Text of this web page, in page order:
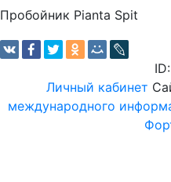
Пробойник Pianta Spit
Личный кабинет
международного